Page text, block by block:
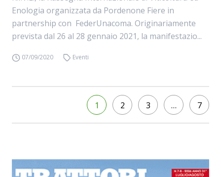
Enologia organizzata da Pordenone Fiere in
partnership con FederUnacoma. Originariamente
prevista dal 26 al 28 gennaio 2021, la manifestazio...
07/09/2020 Eventi
1 2 3 … 7